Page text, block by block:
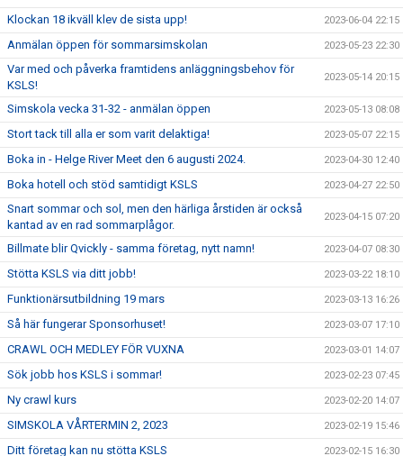
Klockan 18 ikväll klev de sista upp! 2023-06-04 22:15
Anmälan öppen för sommarsimskolan 2023-05-23 22:30
Var med och påverka framtidens anläggningsbehov för
KSLS!
2023-05-14 20:15
Simskola vecka 31-32 - anmälan öppen 2023-05-13 08:08
Stort tack till alla er som varit delaktiga! 2023-05-07 22:15
Boka in - Helge River Meet den 6 augusti 2024. 2023-04-30 12:40
Boka hotell och stöd samtidigt KSLS 2023-04-27 22:50
Snart sommar och sol, men den härliga årstiden är också
kantad av en rad sommarplågor.
2023-04-15 07:20
Billmate blir Qvickly - samma företag, nytt namn! 2023-04-07 08:30
Stötta KSLS via ditt jobb! 2023-03-22 18:10
Funktionärsutbildning 19 mars 2023-03-13 16:26
Så här fungerar Sponsorhuset! 2023-03-07 17:10
CRAWL OCH MEDLEY FÖR VUXNA 2023-03-01 14:07
Sök jobb hos KSLS i sommar! 2023-02-23 07:45
Ny crawl kurs 2023-02-20 14:07
SIMSKOLA VÅRTERMIN 2, 2023 2023-02-19 15:46
Ditt företag kan nu stötta KSLS 2023-02-15 16:30